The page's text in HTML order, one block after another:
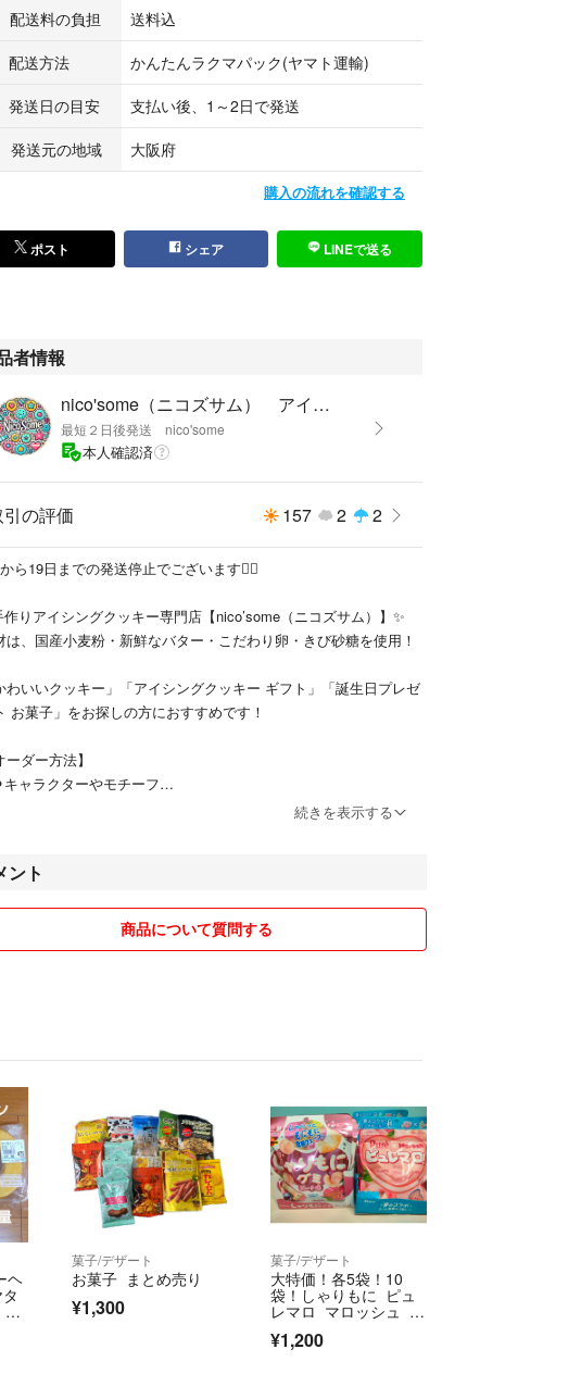
（色）
け都道府県
載可否（お名前は隠せます）
け希望日
プション】
ーフ・キャラクター ¥800〜
¥300〜
イン・サイズにより変動
意事項】※ご購入前にご確認ください
送中の破損が起こる可能性がございますが、返品・返金・交換は
送遅延については責任を負いかねます
品表示】
料：小麦粉（国産）、バター、砂糖、卵、乾燥卵白、着色料、竹
期限：製造日より2週間
埋まり次第受付終了となります
ている間に埋まる可能性もあるため
配送料の負担
送料込
配送方法
かんたんラクマパック(ヤマト運輸)
発送日の目安
支払い後、1～2日で発送
発送元の地域
大阪府
購入の流れを確認する
ポスト シェア LINEで送る
者情報
nico'some（ニコズサム） アイシングクッキーshop
最短２日後発送 nico'some
本人確認済
の評価 157 2 2
ら19日までの発送停止でございます🙇‍♀️
作りアイシングクッキー専門店【nico’some（ニコズサム）】✨
は、国産小麦粉・新鮮なバター・こだわり卵・きび砂糖を使用！
わいいクッキー」「アイシングクッキー ギフト」「誕生日プレゼ
お菓子」をお探しの方におすすめです！
ーダー方法】
ャラクターやモチーフ
飾（星、ハート、お花など)
なものだけで大丈夫です🙆‍♀️
届けの都道府県
ュー】
ーフ、キャラクター ¥800〜
¥600〜
前クッキー ¥400〜
セージプレート ¥800〜
系 ¥300〜
インやサイズにより料金が変動します
続きを表示する
ント
商品について質問する
ヘ
菓子/デザート
お菓子 まとめ売り
¥1,300
菓子/デザート
大特価！各5袋！10
袋！しゃりもに ピュ
レマロ マロッシュ ピ
¥1,200